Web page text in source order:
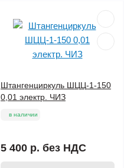
Штангенциркуль ШЦЦ-1-150
0,01 электр. ЧИЗ
в наличии
5 400 р. без НДС